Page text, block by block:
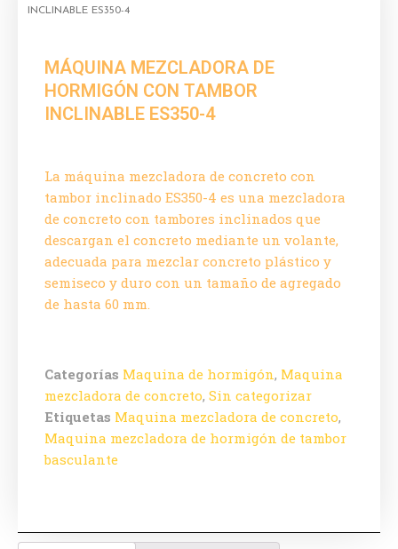
INCLINABLE ES350-4
MÁQUINA MEZCLADORA DE
HORMIGÓN CON TAMBOR
INCLINABLE ES350-4
La máquina mezcladora de concreto con
tambor inclinado ES350-4 es una mezcladora
de concreto con tambores inclinados que
descargan el concreto mediante un volante,
adecuada para mezclar concreto plástico y
semiseco y duro con un tamaño de agregado
de hasta 60 mm.
Categorías Maquina de hormigón, Maquina
mezcladora de concreto, Sin categorizar
Etiquetas Maquina mezcladora de concreto,
Maquina mezcladora de hormigón de tambor
basculante